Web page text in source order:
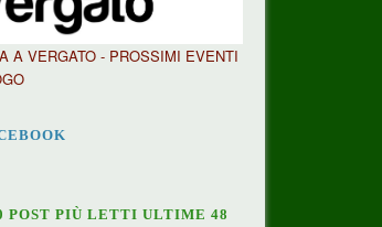
A VERGATO - PROSSIMI EVENTI
POST PIÙ LETTI ULTIME 48